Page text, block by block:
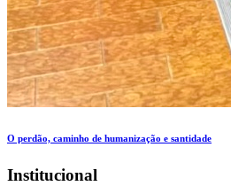
O perdão, caminho de humanização e santidade
Institucional